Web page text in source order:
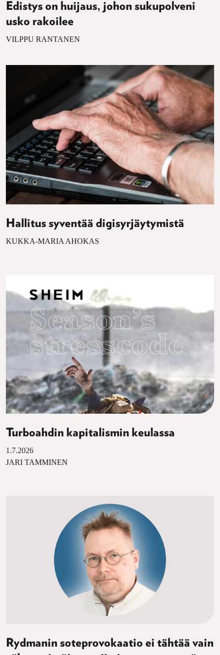
Edistys on huijaus, johon sukupolveni
usko rakoilee
VILPPU RANTANEN
Hallitus syventää digisyrjäytymistä
KUKKA-MARIA AHOKAS
Turboahdin kapitalismin keulassa
1.7.2026
JARI TAMMINEN
Rydmanin soteprovokaatio ei tähtää vain